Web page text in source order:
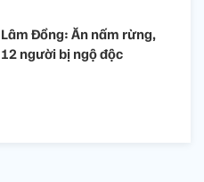
Lâm Đồng: Ăn nấm rừng,
12 người bị ngộ độc